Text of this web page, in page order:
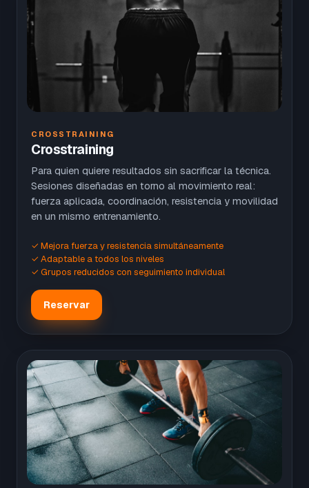
CROSSTRAINING
Crosstraining
Para quien quiere resultados sin sacrificar la técnica.
Sesiones diseñadas en torno al movimiento real:
fuerza aplicada, coordinación, resistencia y movilidad
en un mismo entrenamiento.
✓ Mejora fuerza y resistencia simultáneamente
✓ Adaptable a todos los niveles
✓ Grupos reducidos con seguimiento individual
Reservar